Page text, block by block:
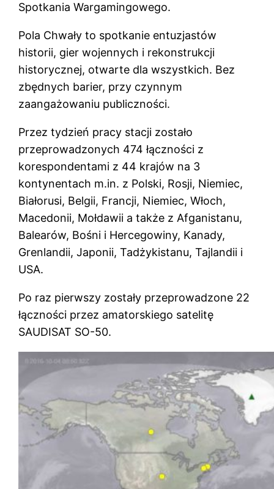
Spotkania Wargamingowego.
Pola Chwały to spotkanie entuzjastów
historii, gier wojennych i rekonstrukcji
historycznej, otwarte dla wszystkich. Bez
zbędnych barier, przy czynnym
zaangażowaniu publiczności.
Przez tydzień pracy stacji zostało
przeprowadzonych 474 łączności z
korespondentami z 44 krajów na 3
kontynentach m.in. z Polski, Rosji, Niemiec,
Białorusi, Belgii, Francji, Niemiec, Włoch,
Macedonii, Mołdawii a także z Afganistanu,
Balearów, Bośni i Hercegowiny, Kanady,
Grenlandii, Japonii, Tadżykistanu, Tajlandii i
USA.
Po raz pierwszy zostały przeprowadzone 22
łączności przez amatorskiego satelitę
SAUDISAT SO-50.